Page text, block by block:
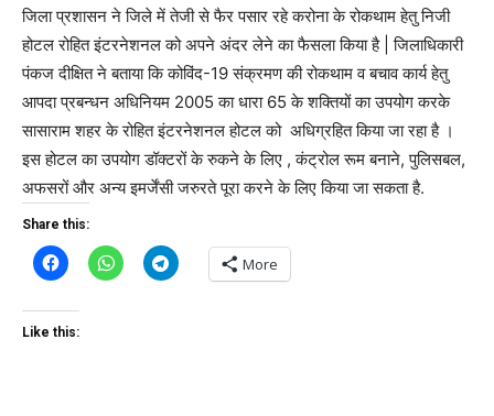
जिला प्रशासन ने जिले में तेजी से फैर पसार रहे करोना के रोकथाम हेतु निजी
होटल रोहित इंटरनेशनल को अपने अंदर लेने का फैसला किया है | जिलाधिकारी
पंकज दीक्षित ने बताया कि कोविंद-19 संक्रमण की रोकथाम व बचाव कार्य हेतु
आपदा प्रबन्धन अधिनियम 2005 का धारा 65 के शक्तियों का उपयोग करके
सासाराम शहर के रोहित इंटरनेशनल होटल को अधिग्रहित किया जा रहा है ।
इस होटल का उपयोग डॉक्टरों के रुकने के लिए , कंट्रोल रूम बनाने, पुलिसबल,
अफसरों और अन्य इमर्जेंसी जरुरते पूरा करने के लिए किया जा सकता है.
Share this:
More
Like this: